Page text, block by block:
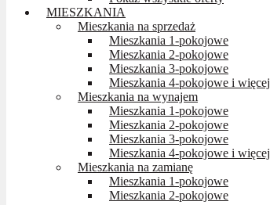
MIESZKANIA
Mieszkania na sprzedaż
Mieszkania 1-pokojowe
Mieszkania 2-pokojowe
Mieszkania 3-pokojowe
Mieszkania 4-pokojowe i więcej
Mieszkania na wynajem
Mieszkania 1-pokojowe
Mieszkania 2-pokojowe
Mieszkania 3-pokojowe
Mieszkania 4-pokojowe i więcej
Mieszkania na zamianę
Mieszkania 1-pokojowe
Mieszkania 2-pokojowe